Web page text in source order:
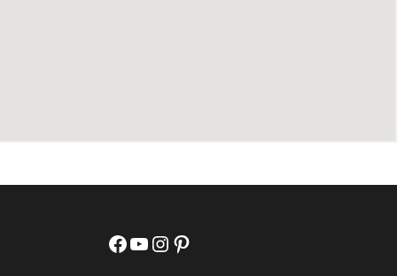
Facebook
YouTube
Instagram
Pinterest